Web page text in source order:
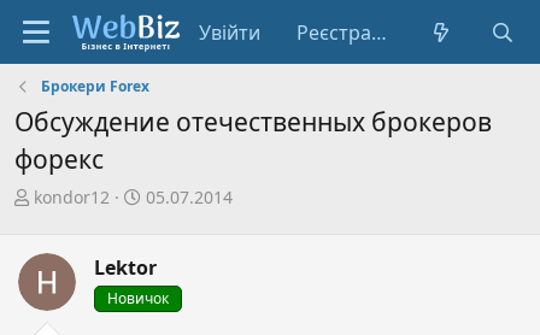
Увійти Реєстрація
Брокери Forex
Обсуждение отечественных брокеров
форекс
А
о
р
kondor12
Д
а
с
05.07.2014
Lektor
Новичок